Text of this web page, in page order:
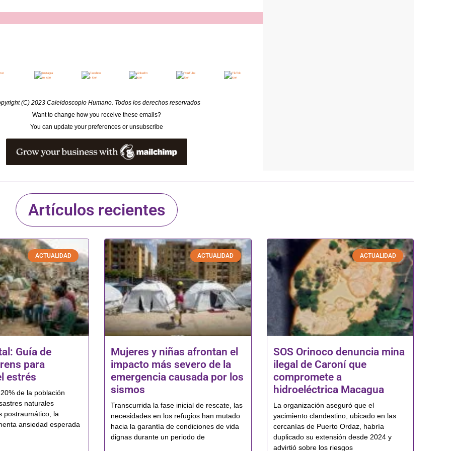
(C) 2023 Caleidoscopio Humano. Todos los derechos reservados
Want to change how you receive these emails?
You can update your preferences or unsubscribe
Artículos recientes
ACTUALIDAD
Guía de
para
estrés
de la población
naturales
postraumático; la
ansiedad esperada
ACTUALIDAD
Mujeres y niñas afrontan el
impacto más severo de la
emergencia causada por los
sismos
Transcurrida la fase inicial de rescate, las
necesidades en los refugios han mutado
hacia la garantía de condiciones de vida
dignas durante un periodo de
ACTUALIDAD
SOS Orinoco denuncia mina
ilegal de Caroní que
compromete a
hidroeléctrica Macagua
La organización aseguró que el
yacimiento clandestino, ubicado en las
cercanías de Puerto Ordaz, habría
duplicado su extensión desde 2024 y
advirtió sobre los riesgos